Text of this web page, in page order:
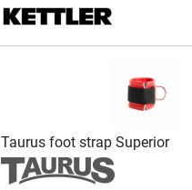
Taurus foot strap Superior